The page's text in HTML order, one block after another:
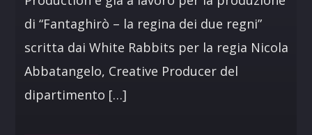
di “Fantaghirò – la regina dei due regni”
scritta dai White Rabbits per la regia Nicola
Abbatangelo, Creative Producer del
dipartimento […]